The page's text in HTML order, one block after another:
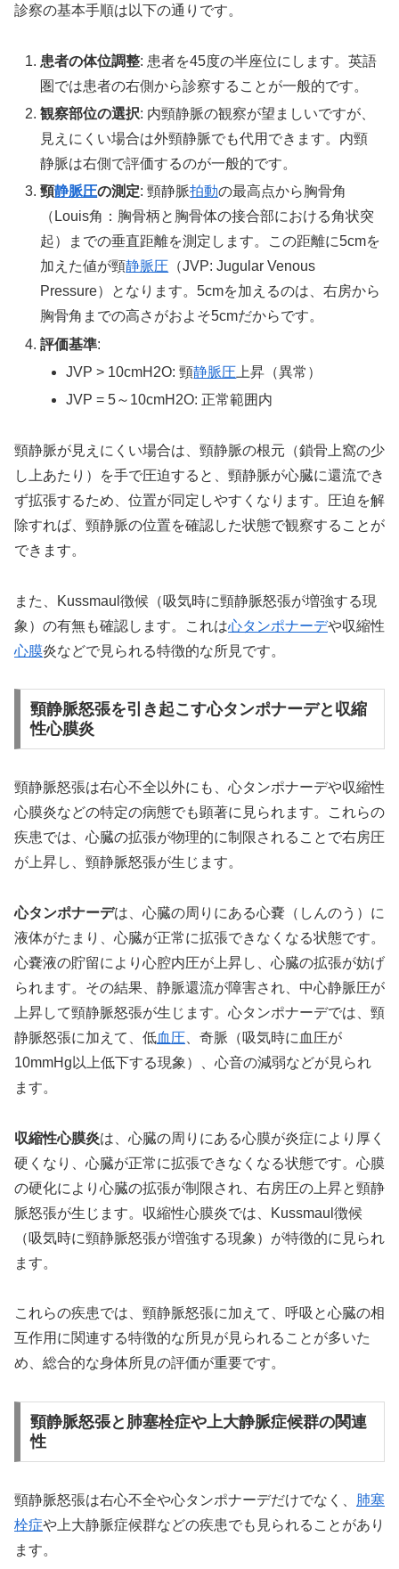
診察の基本手順は以下の通りです。
患者の体位調整: 患者を45度の半座位にします。英語
圏では患者の右側から診察することが一般的です。
観察部位の選択: 内頸静脈の観察が望ましいですが、
見えにくい場合は外頸静脈でも代用できます。内頸
静脈は右側で評価するのが一般的です。
頸静脈圧の測定: 頸静脈拍動の最高点から胸骨角
（Louis角：胸骨柄と胸骨体の接合部における角状突
起）までの垂直距離を測定します。この距離に5cmを
加えた値が頸静脈圧 （JVP: Jugular Venous
Pressure）となります。5cmを加えるのは、右房から
胸骨角までの高さがおよそ5cmだからです。
評価基準:
JVP > 10cmH2O: 頸静脈圧 上昇（異常）
JVP = 5～10cmH2O: 正常範囲内
頸静脈が見えにくい場合は、頸静脈の根元（鎖骨上窩の少
し上あたり）を手で圧迫すると、頸静脈が心臓に還流でき
ず拡張するため、位置が同定しやすくなります。圧迫を解
除すれば、頸静脈の位置を確認した状態で観察することが
できます。
また、Kussmaul徴候（吸気時に頸静脈怒張が増強する現
象）の有無も確認します。これは心タンポナーデや収縮性
心膜炎などで見られる特徴的な所見です。
頸静脈怒張を引き起こす心タンポナーデと収縮
性心膜炎
頸静脈怒張は右心不全以外にも、心タンポナーデや収縮性
心膜炎などの特定の病態でも顕著に見られます。これらの
疾患では、心臓の拡張が物理的に制限されることで右房圧
が上昇し、頸静脈怒張が生じます。
心タンポナーデは、心臓の周りにある心嚢（しんのう）に
液体がたまり、心臓が正常に拡張できなくなる状態です。
心嚢液の貯留により心腔内圧が上昇し、心臓の拡張が妨げ
られます。その結果、静脈還流が障害され、中心静脈圧が
上昇して頸静脈怒張が生じます。心タンポナーデでは、頸
静脈怒張に加えて、低血圧 、奇脈（吸気時に血圧が
10mmHg以上低下する現象）、心音の減弱などが見られ
ます。
収縮性心膜炎は、心臓の周りにある心膜が炎症により厚く
硬くなり、心臓が正常に拡張できなくなる状態です。心膜
の硬化により心臓の拡張が制限され、右房圧の上昇と頸静
脈怒張が生じます。収縮性心膜炎では、Kussmaul徴候
（吸気時に頸静脈怒張が増強する現象）が特徴的に見られ
ます。
これらの疾患では、頸静脈怒張に加えて、呼吸と心臓の相
互作用に関連する特徴的な所見が見られることが多いた
め、総合的な身体所見の評価が重要です。
頸静脈怒張と肺塞栓症や上大静脈症候群の関連
性
頸静脈怒張は右心不全や心タンポナーデだけでなく、 肺塞
栓症や上大静脈症候群などの疾患でも見られることがあり
ます。